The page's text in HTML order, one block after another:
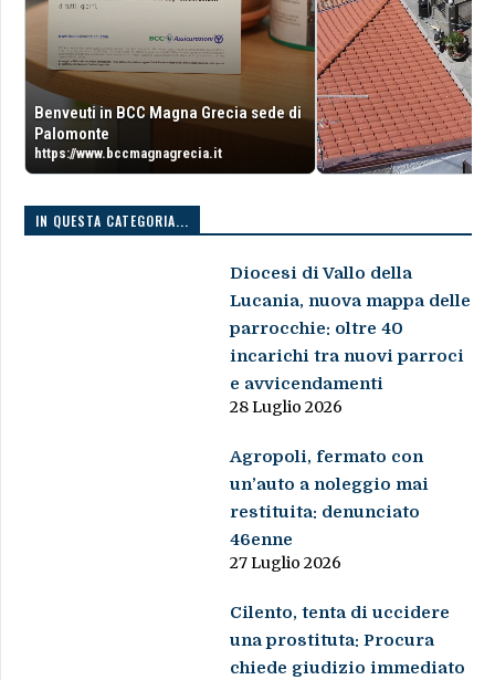
Benveuti in BCC Magna Grecia sede di
Palomonte
https://www.bccmagnagrecia.it
IN QUESTA CATEGORIA...
Diocesi di Vallo della
Lucania, nuova mappa delle
parrocchie: oltre 40
incarichi tra nuovi parroci
e avvicendamenti
28 Luglio 2026
Agropoli, fermato con
un’auto a noleggio mai
restituita: denunciato
46enne
27 Luglio 2026
Cilento, tenta di uccidere
una prostituta: Procura
chiede giudizio immediato